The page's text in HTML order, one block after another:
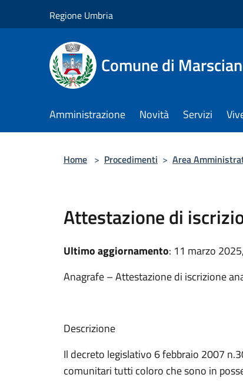
Regione Umbria
Comune di
Amministrazione Novità Servizi
Home > Procedimenti > Area
Attestazione di
Ultimo aggiornamento: 11 marzo
Anagrafe – Attestazione di iscrizione
Descrizione
Il decreto legislativo 6 febbraio 2007
comunitari tutti coloro che sono in